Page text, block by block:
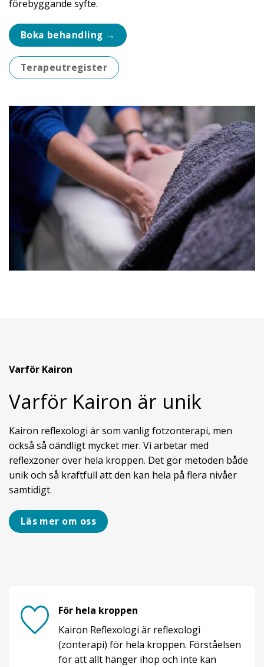
förebyggande syfte.
Boka behandling →
Terapeutregister
Varför Kairon
Varför Kairon är unik
Kairon reflexologi är som vanlig fotzonterapi, men
också så oändligt mycket mer. Vi arbetar med
reflexzoner över hela kroppen. Det gör metoden både
unik och så kraftfull att den kan hela på flera nivåer
samtidigt.
Läs mer om oss
För hela kroppen
Kairon Reflexologi är reflexologi
(zonterapi) för hela kroppen. Förståelsen
för att allt hänger ihop och inte kan